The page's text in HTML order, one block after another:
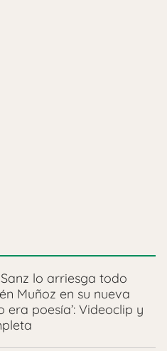
lo arriesga todo
Muñoz en su nueva
era poesía’: Videoclip y